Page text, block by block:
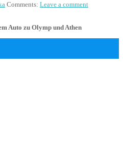
Comments: Leave a comment
Auto zu Olymp und Athen